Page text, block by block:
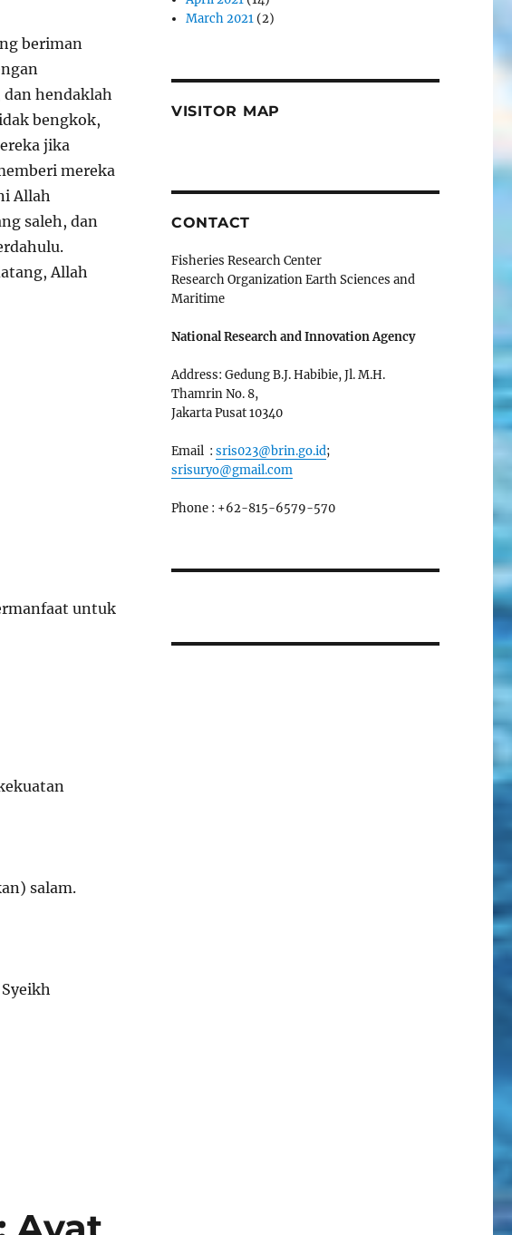
beriman
hendaklah
bengkok,
jika
mereka
Allah
saleh, dan
Allah
untuk
salam.
March 2021 (2)
VISITOR MAP
CONTACT
Fisheries Research Center
Research Organization Earth Sciences and
Maritime
National Research and Innovation Agency
Address: Gedung B.J. Habibie, Jl. M.H.
Thamrin No. 8,
Jakarta Pusat 10340
Email : sris023@brin.go.id;
srisuryo@gmail.com
Phone : +62-815-6579-570